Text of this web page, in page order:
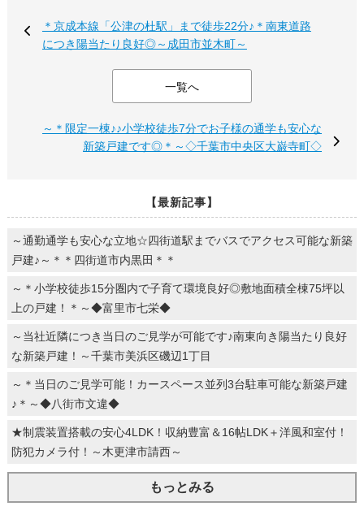
＊京成本線「公津の杜駅」まで徒歩22分♪＊南東道路
につき陽当たり良好◎～成田市並木町～
一覧へ
～＊限定一棟♪♪小学校徒歩7分でお子様の通学も安心な
新築戸建です◎＊～◇千葉市中央区大巌寺町◇
【最新記事】
～通勤通学も安心な立地☆四街道駅までバスでアクセス可能な新築
戸建♪～＊＊四街道市内黒田＊＊
～＊小学校徒歩15分圏内で子育て環境良好◎敷地面積全棟75坪以
上の戸建！＊～◆富里市七栄◆
～当社近隣につき当日のご見学が可能です♪南東向き陽当たり良好
な新築戸建！～千葉市美浜区磯辺1丁目
～＊当日のご見学可能！カースペース並列3台駐車可能な新築戸建
♪＊～◆八街市文違◆
★制震装置搭載の安心4LDK！収納豊富＆16帖LDK＋洋風和室付！
防犯カメラ付！～木更津市請西～
もっとみる